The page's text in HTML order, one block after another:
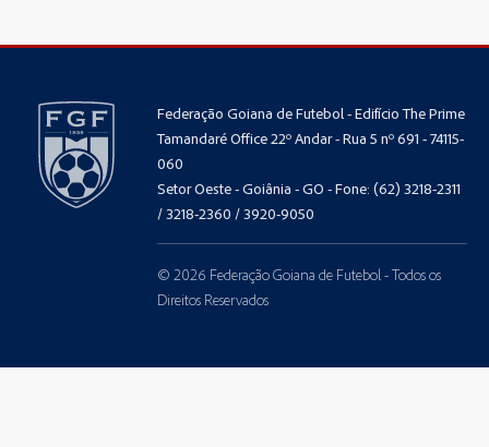
Federação Goiana de Futebol - Edifício The Prime
Tamandaré Office 22º Andar - Rua 5 nº 691 - 74115-
060
Setor Oeste - Goiânia - GO - Fone: (62) 3218-2311
/ 3218-2360 / 3920-9050
© 2026 Federação Goiana de Futebol - Todos os
Direitos Reservados